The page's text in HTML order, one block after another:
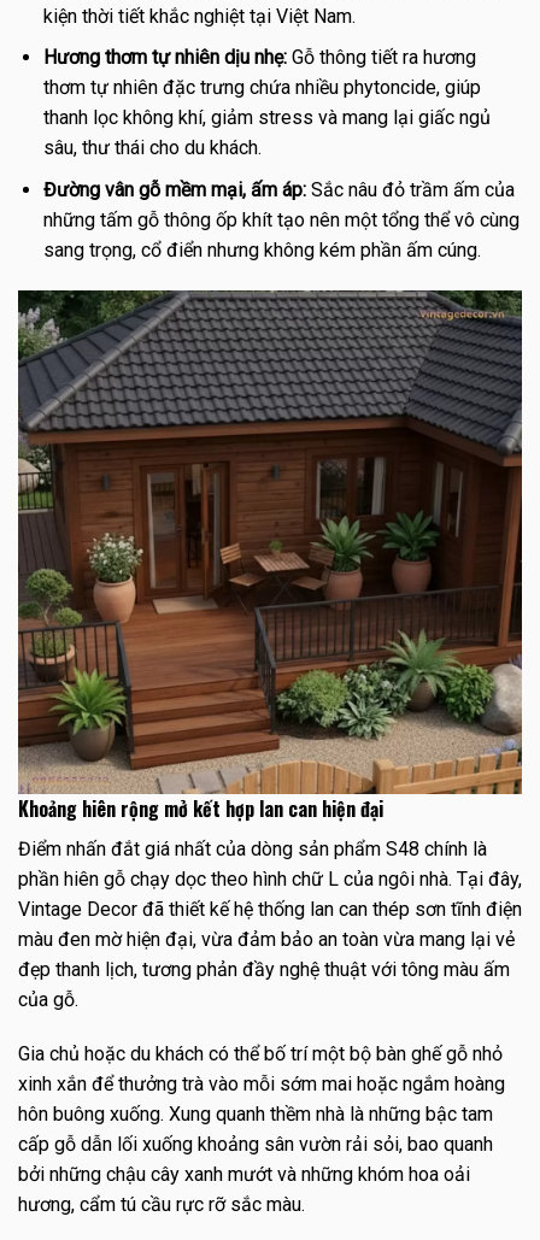
kiện thời tiết khắc nghiệt tại Việt Nam.
Hương thơm tự nhiên dịu nhẹ:Gỗ thông tiết ra hương
thơm tự nhiên đặc trưng chứa nhiều phytoncide, giúp
thanh lọc không khí, giảm stress và mang lại giấc ngủ
sâu, thư thái cho du khách.
Đường vân gỗ mềm mại, ấm áp:Sắc nâu đỏ trầm ấm của
những tấm gỗ thông ốp khít tạo nên một tổng thể vô cùng
sang trọng, cổ điển nhưng không kém phần ấm cúng.
Khoảng hiên rộng mở kết hợp lan can hiện đại
Điểm nhấn đắt giá nhất của dòng sản phẩm S48 chính là
phần hiên gỗ chạy dọc theo hình chữ L của ngôi nhà. Tại đây,
Vintage Decor đã thiết kế hệ thống lan can thép sơn tĩnh điện
màu đen mờ hiện đại, vừa đảm bảo an toàn vừa mang lại vẻ
đẹp thanh lịch, tương phản đầy nghệ thuật với tông màu ấm
của gỗ.
Gia chủ hoặc du khách có thể bố trí một bộ bàn ghế gỗ nhỏ
xinh xắn để thưởng trà vào mỗi sớm mai hoặc ngắm hoàng
hôn buông xuống. Xung quanh thềm nhà là những bậc tam
cấp gỗ dẫn lối xuống khoảng sân vườn rải sỏi, bao quanh
bởi những chậu cây xanh mướt và những khóm hoa oải
hương, cẩm tú cầu rực rỡ sắc màu.